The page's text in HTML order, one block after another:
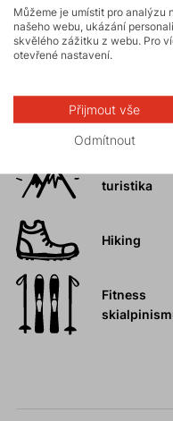
Turistika
Skalní
ferraty
turistika
Hiking
Fitness
Můžeme je umístit pro analýzu
našeho webu, ukázání
skvělého zážitku z webu. Pro
otevřené nastavení.
Přijmout vše
Odmítnout